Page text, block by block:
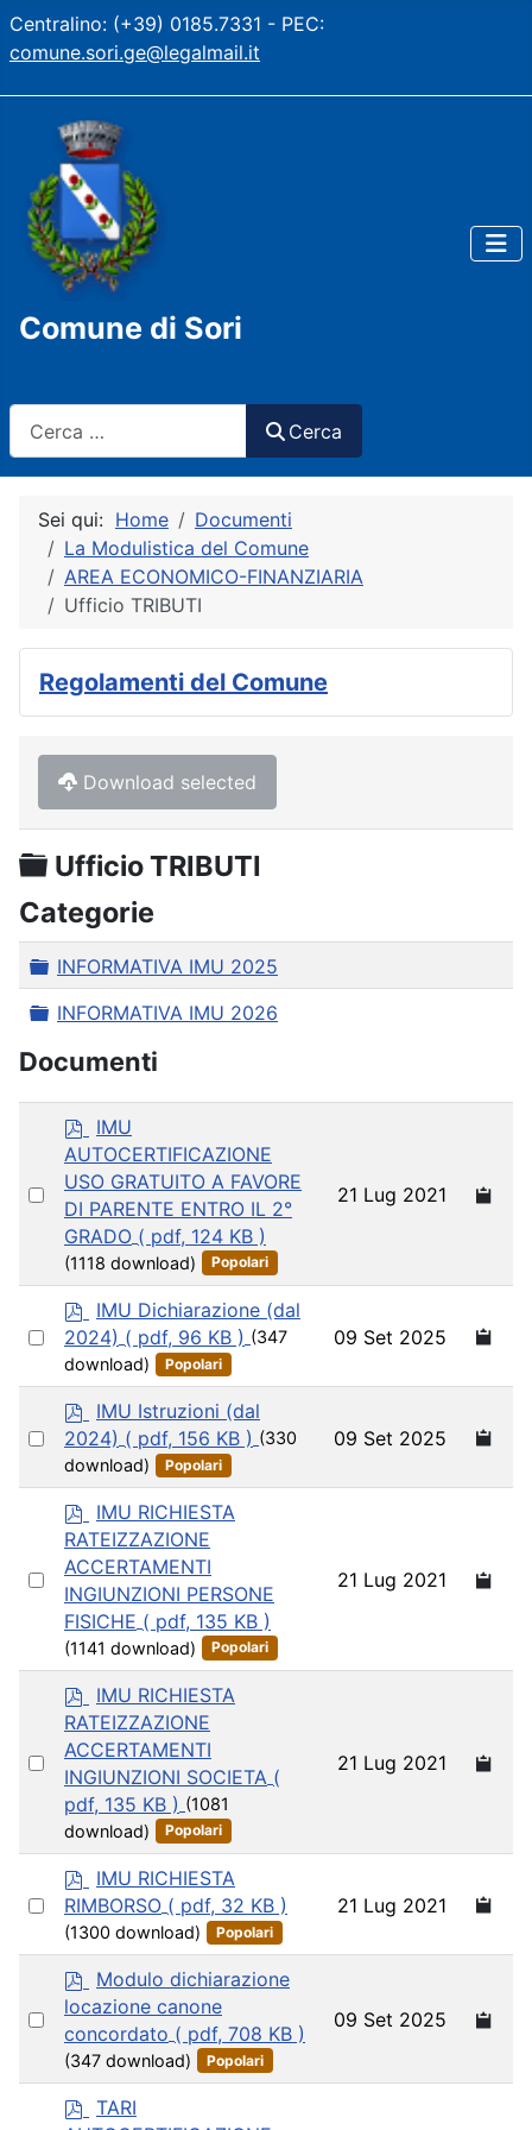
Centralino: (+39) 0185.7331 - PEC:
comune.sori.ge@legalmail.it
Comune di Sori
Cerca
Sei qui: Home
Documenti
La Modulistica del Comune
AREA ECONOMICO-FINANZIARIA
Ufficio TRIBUTI
Regolamenti del Comune
Download selected
Cartella
Ufficio TRIBUTI
Categorie
Cartella
INFORMATIVA IMU 2025
Cartella
INFORMATIVA IMU 2026
Documenti
Select
item
p
d
f
IMU
AUTOCERTIFICAZIONE
USO GRATUITO A FAVORE
DI PARENTE ENTRO IL 2°
GRADO ( pdf, 124 KB )
(1118 download) Popolari
21 Lug 2021
Select
item
p
d
f
IMU Dichiarazione (dal
2024) ( pdf, 96 KB ) (347
download)
Popolari
09 Set 2025
Select
item
p
d
f
IMU Istruzioni (dal
2024) ( pdf, 156 KB ) (330
download)
Popolari
09 Set 2025
Select
item
p
d
f
IMU RICHIESTA
RATEIZZAZIONE
ACCERTAMENTI
INGIUNZIONI PERSONE
FISICHE ( pdf, 135 KB )
(1141 download) Popolari
21 Lug 2021
Select
item
p
d
f
IMU RICHIESTA
RATEIZZAZIONE
ACCERTAMENTI
INGIUNZIONI SOCIETA (
pdf, 135 KB ) (1081
download)
Popolari
21 Lug 2021
Select
item
p
d
f
IMU RICHIESTA
RIMBORSO ( pdf, 32 KB )
(1300 download) Popolari
21 Lug 2021
Select
p
d
f
Modulo dichiarazione
locazione canone
concordato ( pdf, 708 KB )
(347 download) Popolari
09 Set 2025
pTARI